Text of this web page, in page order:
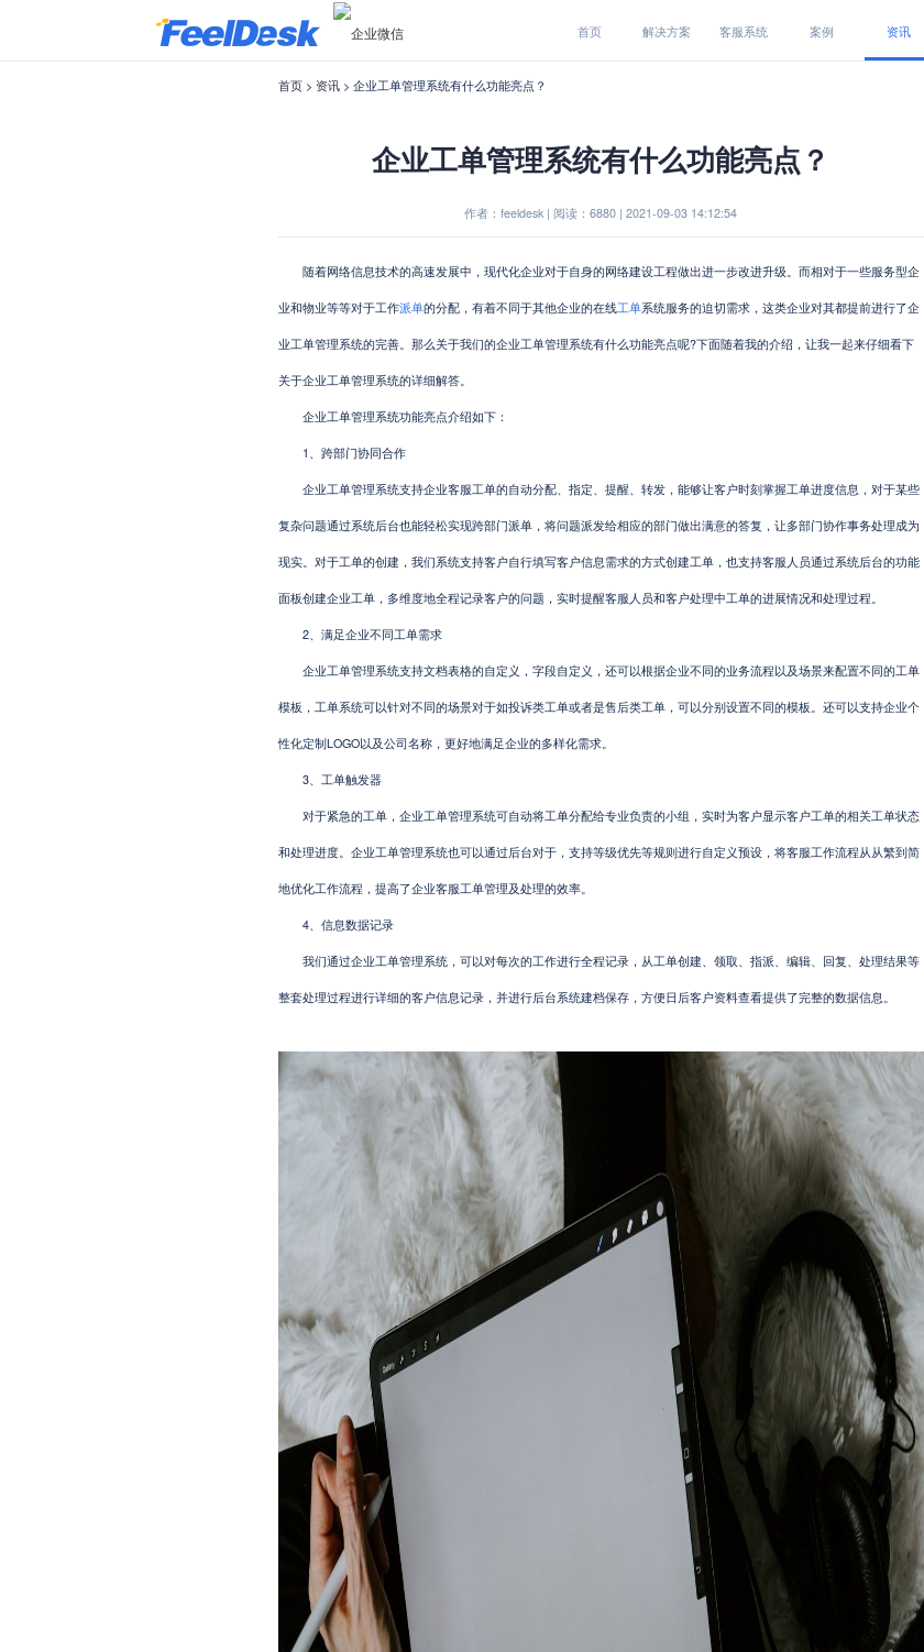
首页 解决方案 客服系统 案例 资讯
首页> 资讯> 企业工单管理系统有什么功能亮点？
企业工单管理系统有什么功能亮点？
作者：feeldesk | 阅读：6880 | 2021-09-03 14:12:54
随着网络信息技术的高速发展中，现代化企业对于自身的网络建设工程做出进一步改进升级。而相对于一些服务型企
业和物业等等对于工作派单的分配，有着不同于其他企业的在线工单系统服务的迫切需求，这类企业对其都提前进行了企
业工单管理系统的完善。那么关于我们的企业工单管理系统有什么功能亮点呢?下面随着我的介绍，让我一起来仔细看下
关于企业工单管理系统的详细解答。
企业工单管理系统功能亮点介绍如下：
1、跨部门协同合作
企业工单管理系统支持企业客服工单的自动分配、指定、提醒、转发，能够让客户时刻掌握工单进度信息，对于某些
复杂问题通过系统后台也能轻松实现跨部门派单，将问题派发给相应的部门做出满意的答复，让多部门协作事务处理成为
现实。对于工单的创建，我们系统支持客户自行填写客户信息需求的方式创建工单，也支持客服人员通过系统后台的功能
面板创建企业工单，多维度地全程记录客户的问题，实时提醒客服人员和客户处理中工单的进展情况和处理过程。
2、满足企业不同工单需求
企业工单管理系统支持文档表格的自定义，字段自定义，还可以根据企业不同的业务流程以及场景来配置不同的工单
模板，工单系统可以针对不同的场景对于如投诉类工单或者是售后类工单，可以分别设置不同的模板。还可以支持企业个
性化定制LOGO以及公司名称，更好地满足企业的多样化需求。
3、工单触发器
对于紧急的工单，企业工单管理系统可自动将工单分配给专业负责的小组，实时为客户显示客户工单的相关工单状态
和处理进度。企业工单管理系统也可以通过后台对于，支持等级优先等规则进行自定义预设，将客服工作流程从从繁到简
地优化工作流程，提高了企业客服工单管理及处理的效率。
4、信息数据记录
我们通过企业工单管理系统，可以对每次的工作进行全程记录，从工单创建、领取、指派、编辑、回复、处理结果等
整套处理过程进行详细的客户信息记录，并进行后台系统建档保存，方便日后客户资料查看提供了完整的数据信息。